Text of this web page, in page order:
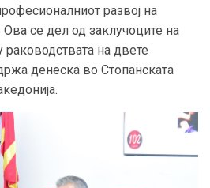
развој на
се дел од заклучоците на
раководствата на двете
денеска во Стопанската